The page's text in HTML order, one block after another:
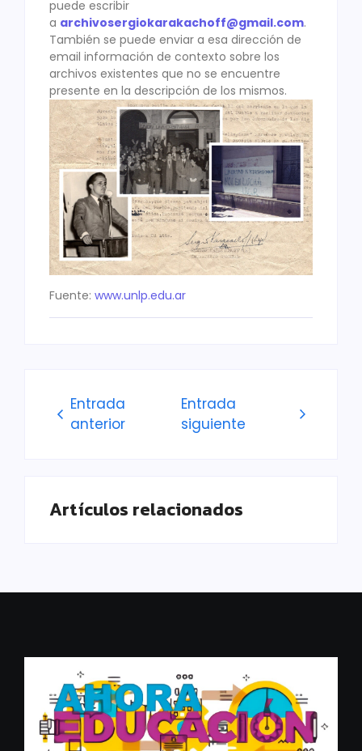
puede escribir
a archivosergiokarakachoff@gmail.com.
También se puede enviar a esa dirección de
email información de contexto sobre los
archivos existentes que no se encuentre
presente en la descripción de los mismos.
Fuente: www.unlp.edu.ar
Entrada
anterior
Entrada
siguiente
Artículos relacionados